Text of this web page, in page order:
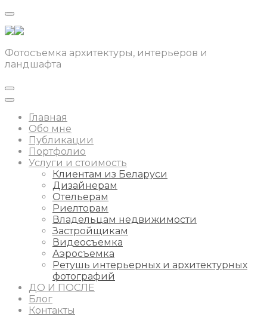
Фотосъемка архитектуры, интерьеров и
ландшафта
Главная
Обо мне
Публикации
Портфолио
Услуги и стоимость
Клиентам из Беларуси
Дизайнерам
Отельерам
Риелторам
Владельцам недвижимости
Застройщикам
Видеосъемка
Аэросъемка
Ретушь интерьерных и архитектурных
фотографий
ДО И ПОСЛЕ
Блог
Контакты